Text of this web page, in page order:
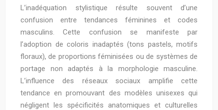
L’inadéquation stylistique résulte souvent d’une
confusion entre tendances féminines et codes
masculins. Cette confusion se manifeste par
l’adoption de coloris inadaptés (tons pastels, motifs
floraux), de proportions féminisées ou de systèmes de
portage non adaptés à la morphologie masculine.
L’influence des réseaux sociaux amplifie cette
tendance en promouvant des modèles unisexes qui
négligent les spécificités anatomiques et culturelles